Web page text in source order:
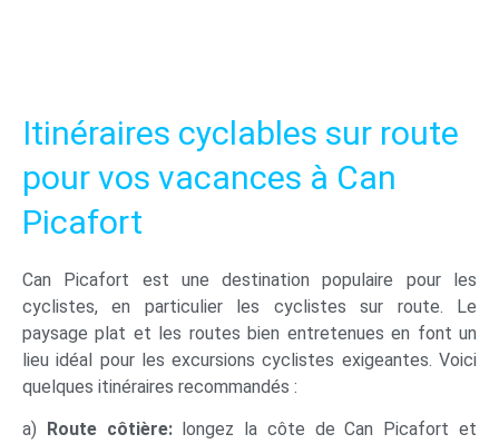
Itinéraires cyclables sur route
pour vos vacances à Can
Picafort
Can Picafort est une destination populaire pour les
cyclistes, en particulier les cyclistes sur route. Le
paysage plat et les routes bien entretenues en font un
lieu idéal pour les excursions cyclistes exigeantes. Voici
quelques itinéraires recommandés :
a) Route côtière:
longez la côte de Can Picafort et